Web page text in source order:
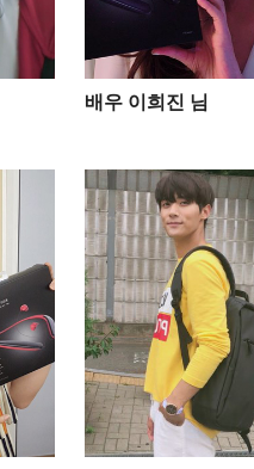
배우 이희진 님